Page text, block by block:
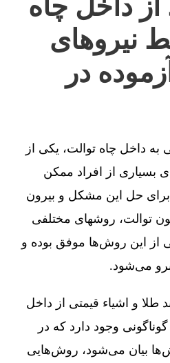
از داخل چاه
نیروهای
در
به داخل چاه توالت، یکی از
بسیاری از افراد ممکن
برای حل این مشکل و بیرون
توالت، روشهای مختلفی
از این روش‌ها موفق بوده و
می‌شود.
طلا و اشیاء قیمتی از داخل
وجود دارد که در
بیان می‌شود، روش‌هایی